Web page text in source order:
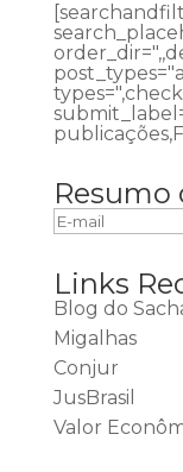
Resumo
Links
Blog do
Migalhas
Conjur
JusBrasil
Valor